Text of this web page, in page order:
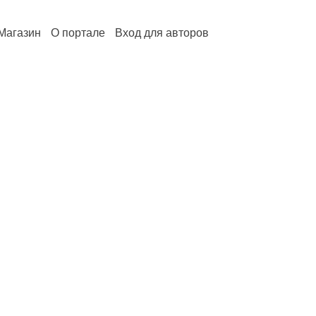
О портале Вход для авторов